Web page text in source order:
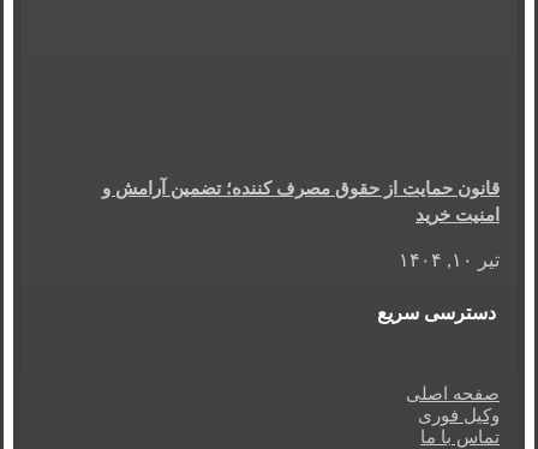
قانون حمایت از حقوق مصرف کننده؛ تضمین آرامش و
امنیت خرید
تیر ۱۰, ۱۴۰۴
دسترسی سریع
صفحه اصلی
وکیل فوری
تماس با ما